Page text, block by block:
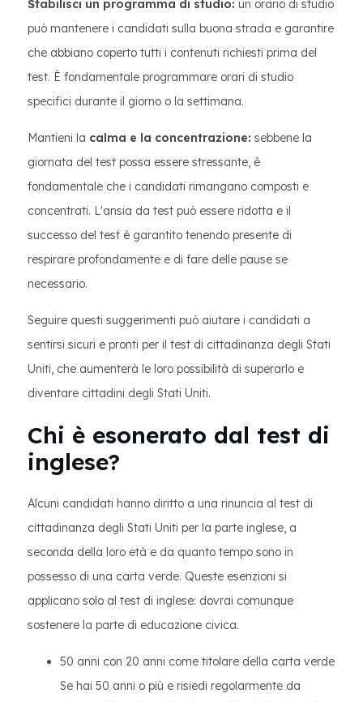
Stabilisci un programma di studio: un orario di studio
può mantenere i candidati sulla buona strada e garantire
che abbiano coperto tutti i contenuti richiesti prima del
test. È fondamentale programmare orari di studio
specifici durante il giorno o la settimana.
Mantieni la calma e la concentrazione: sebbene la
giornata del test possa essere stressante, è
fondamentale che i candidati rimangano composti e
concentrati. L'ansia da test può essere ridotta e il
successo del test è garantito tenendo presente di
respirare profondamente e di fare delle pause se
necessario.
Seguire questi suggerimenti può aiutare i candidati a
sentirsi sicuri e pronti per il test di cittadinanza degli Stati
Uniti, che aumenterà le loro possibilità di superarlo e
diventare cittadini degli Stati Uniti.
Chi è esonerato dal test di
inglese?
Alcuni candidati hanno diritto a una rinuncia al test di
cittadinanza degli Stati Uniti per la parte inglese, a
seconda della loro età e da quanto tempo sono in
possesso di una carta verde. Queste esenzioni si
applicano solo al test di inglese: dovrai comunque
sostenere la parte di educazione civica.
50 anni con 20 anni come titolare della carta verde
Se hai 50 anni o più e risiedi regolarmente da